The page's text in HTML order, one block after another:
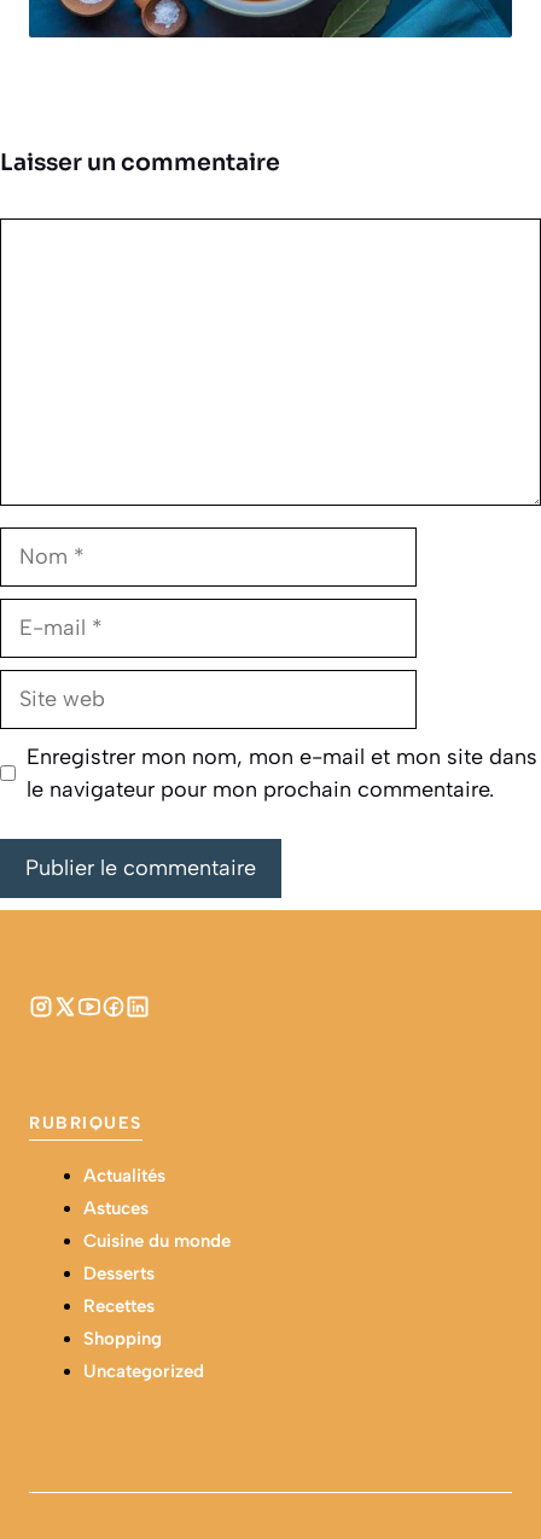
Laisser un commentaire
Nom
E-
Site
Enregistrer mon nom, mon e-mail et mon site dans
le navigateur pour mon prochain commentaire.
RUBRIQUES
Actualités
Astuces
Cuisine du monde
Desserts
Recettes
Shopping
Uncategorized